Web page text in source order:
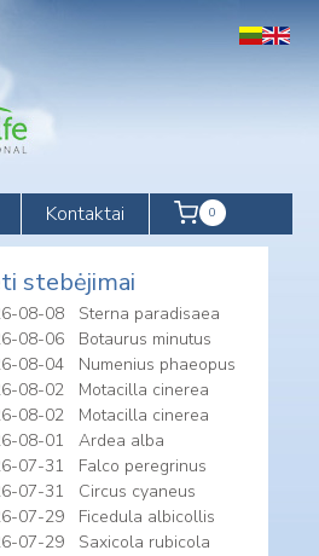
Kontaktai 0
stebėjimai
08-08
Sterna paradisaea
08-06
Botaurus minutus
08-04
Numenius phaeopus
08-02
Motacilla cinerea
08-02
Motacilla cinerea
08-01
Ardea alba
07-31
Falco peregrinus
07-31
Circus cyaneus
07-29
Ficedula albicollis
07-29
Saxicola rubicola